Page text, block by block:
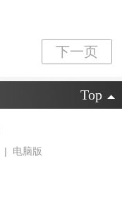
Top
| 电脑版